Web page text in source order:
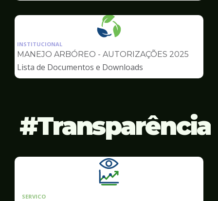
Ilustração
pagina
Meio
INSTITUCIONAL
MANEJO ARBÓREO - AUTORIZAÇÕES 2025
Lista de Documentos e Downloads
Transparência
SERVICO